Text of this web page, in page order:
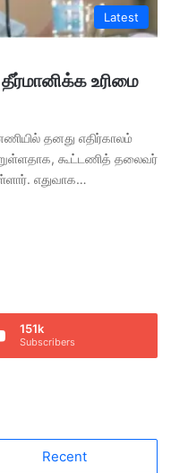
Latest
உரிமை
தனது எதிர்காலம்
கூட்டணித் தலைவர்
எதுவாக…
151k
Subscribers
Recent